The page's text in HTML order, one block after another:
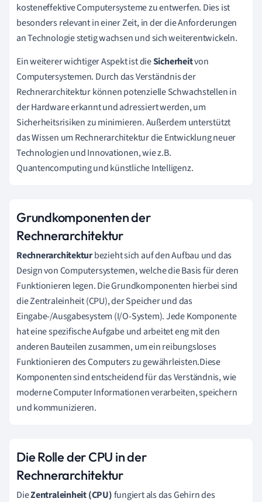
kosteneffektive Computersysteme zu entwerfen. Dies ist
besonders relevant in einer Zeit, in der die Anforderungen
an Technologie stetig wachsen und sich weiterentwickeln.
Ein weiterer wichtiger Aspekt ist dieSicherheitvon
Computersystemen. Durch das Verständnis der
Rechnerarchitektur können potenzielle Schwachstellen in
der Hardware erkannt und adressiert werden, um
Sicherheitsrisiken zu minimieren. Außerdem unterstützt
das Wissen um Rechnerarchitektur die Entwicklung neuer
Technologien und Innovationen, wie z.B.
Quantencomputing und künstliche Intelligenz.
Grundkomponenten der
Rechnerarchitektur
Rechnerarchitekturbezieht sich auf den Aufbau und das
Design von Computersystemen, welche die Basis für deren
Funktionieren legen. Die Grundkomponenten hierbei sind
die Zentraleinheit (CPU), der Speicher und das
Eingabe-/Ausgabesystem (I/O-System). Jede Komponente
hat eine spezifische Aufgabe und arbeitet eng mit den
anderen Bauteilen zusammen, um ein reibungsloses
Funktionieren des Computers zu gewährleisten.Diese
Komponenten sind entscheidend für das Verständnis, wie
moderne Computer Informationen verarbeiten, speichern
und kommunizieren.
Die Rolle der CPU in der
Rechnerarchitektur
DieZentraleinheit (CPU)fungiert als das Gehirn des